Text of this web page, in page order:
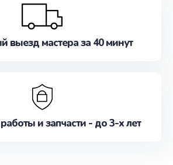
выезд мастера за 40 минут
и запчасти - до 3-х лет